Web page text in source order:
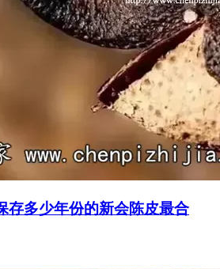
存多少年份的新会陈皮最合